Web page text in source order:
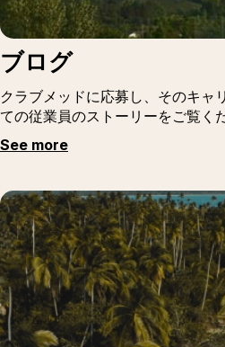
ブログ
クラブメッドに応募し、そのキャ
ての従業員のストーリーをご覧く
See more